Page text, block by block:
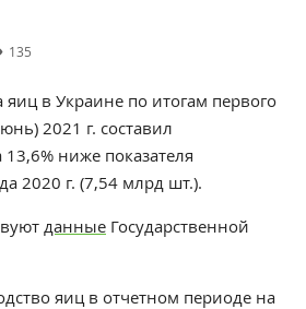
135
в Украине по итогам первого
2021 г. составил
13,6% ниже показателя
2020 г. (7,54 млрд шт.).
данные Государственной
яиц в отчетном периоде на